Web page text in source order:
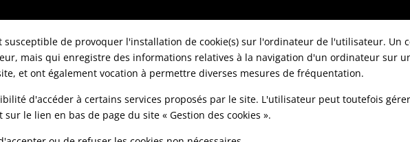
susceptible de provoquer l'installation de cookie(s) sur l'ordinateur de l'utilisateur. Un
mais qui enregistre des informations relatives à la navigation d'un ordinateur sur
et ont également vocation à permettre diverses mesures de fréquentation.
d'accéder à certains services proposés par le site. L'utilisateur peut toutefois
le lien en bas de page du site « Gestion des cookies ».